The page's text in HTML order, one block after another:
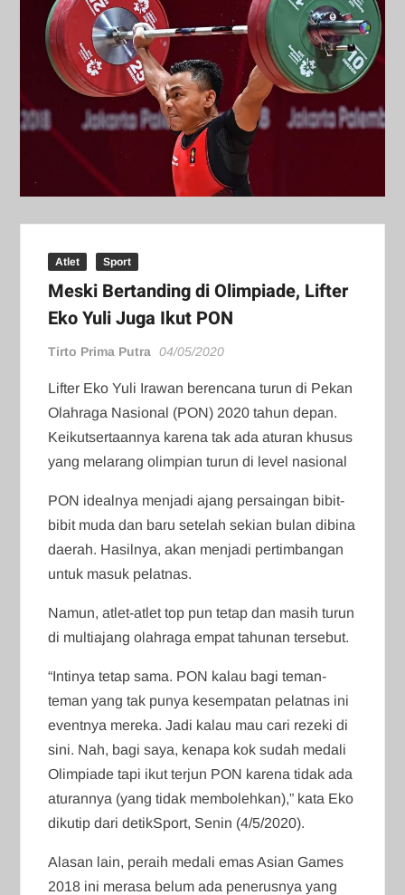
Atlet Sport
Meski Bertanding di Olimpiade, Lifter
Eko Yuli Juga Ikut PON
Tirto Prima Putra 04/05/2020
Lifter Eko Yuli Irawan berencana turun di Pekan
Olahraga Nasional (PON) 2020 tahun depan.
Keikutsertaannya karena tak ada aturan khusus
yang melarang olimpian turun di level nasional
PON idealnya menjadi ajang persaingan bibit-
bibit muda dan baru setelah sekian bulan dibina
daerah. Hasilnya, akan menjadi pertimbangan
untuk masuk pelatnas.
Namun, atlet-atlet top pun tetap dan masih turun
di multiajang olahraga empat tahunan tersebut.
“Intinya tetap sama. PON kalau bagi teman-
teman yang tak punya kesempatan pelatnas ini
eventnya mereka. Jadi kalau mau cari rezeki di
sini. Nah, bagi saya, kenapa kok sudah medali
Olimpiade tapi ikut terjun PON karena tidak ada
aturannya (yang tidak membolehkan),” kata Eko
dikutip dari detikSport, Senin (4/5/2020).
Alasan lain, peraih medali emas Asian Games
2018 ini merasa belum ada penerusnya yang